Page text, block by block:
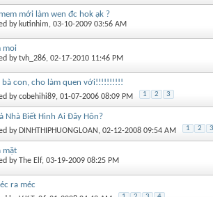
mới làm wen đc hok ạk ?
by kutinhim, 03-10-2009 03:56 AM
moi
bytvh_286, 02-17-2010 11:46 PM
bà con, cho làm quen với!!!!!!!!!!
bycobehihi89, 01-07-2006 08:09 PM 1 2 3
Nhà Biết Hình Ai Đây Hôn?
by DINHTHIPHUONGLOAN , 02-12-2008 09:54 AM 1 2 3
mặt
byThe Elf, 03-19-2009 08:25 PM
ra méc